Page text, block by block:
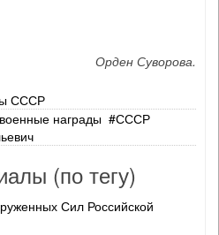
Орден Суворова.
СССР
военные награды
СССР
(по тегу)
Сил Российской